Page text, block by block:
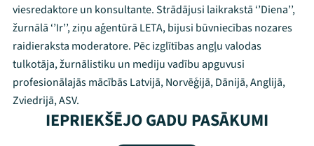
Mana programma
Festivāls
viesredaktore un konsultante. Strādājusi laikrakstā ‘’Diena’’,
žurnālā ‘’Ir’’, ziņu aģentūrā LETA, bijusi būvniecības nozares
raidieraksta moderatore. Pēc izglītības angļu valodas
tulkotāja, žurnālistiku un mediju vadību apguvusi
profesionālajās mācībās Latvijā, Norvēģijā, Dānijā, Anglijā,
Zviedrijā, ASV.
IEPRIEKŠĒJO GADU PASĀKUMI